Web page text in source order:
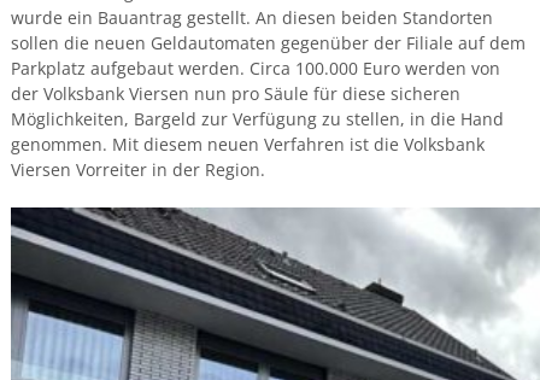
wurde ein Bauantrag gestellt. An diesen beiden Standorten
sollen die neuen Geldautomaten gegenüber der Filiale auf dem
Parkplatz aufgebaut werden. Circa 100.000 Euro werden von
der Volksbank Viersen nun pro Säule für diese sicheren
Möglichkeiten, Bargeld zur Verfügung zu stellen, in die Hand
genommen. Mit diesem neuen Verfahren ist die Volksbank
Viersen Vorreiter in der Region.